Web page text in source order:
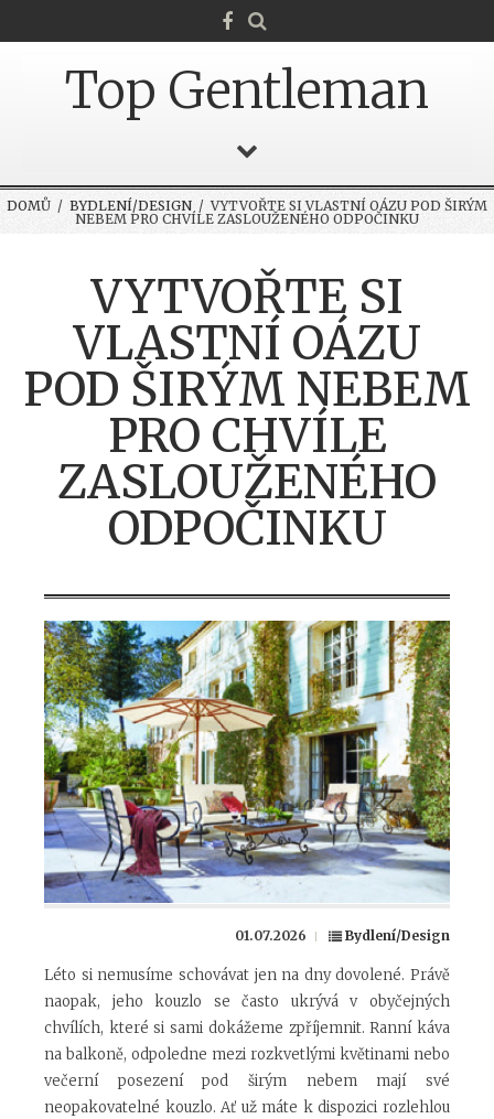
Top Gentleman
DOMŮ /BYDLENÍ/DESIGN / VYTVOŘTE SI VLASTNÍ OÁZU POD ŠIRÝM
NEBEM PRO CHVÍLE ZASLOUŽENÉHO ODPOČINKU
VYTVOŘTE SI
VLASTNÍ OÁZU
POD ŠIRÝM NEBEM
PRO CHVÍLE
ZASLOUŽENÉHO
ODPOČINKU
01.07.2026 Bydlení/Design
Léto si nemusíme schovávat jen na dny dovolené. Právě
naopak, jeho kouzlo se často ukrývá v obyčejných
chvílích, které si sami dokážeme zpříjemnit. Ranní káva
na balkoně, odpoledne mezi rozkvetlými květinami nebo
večerní posezení pod širým nebem mají své
neopakovatelné kouzlo. Ať už máte k dispozici rozlehlou